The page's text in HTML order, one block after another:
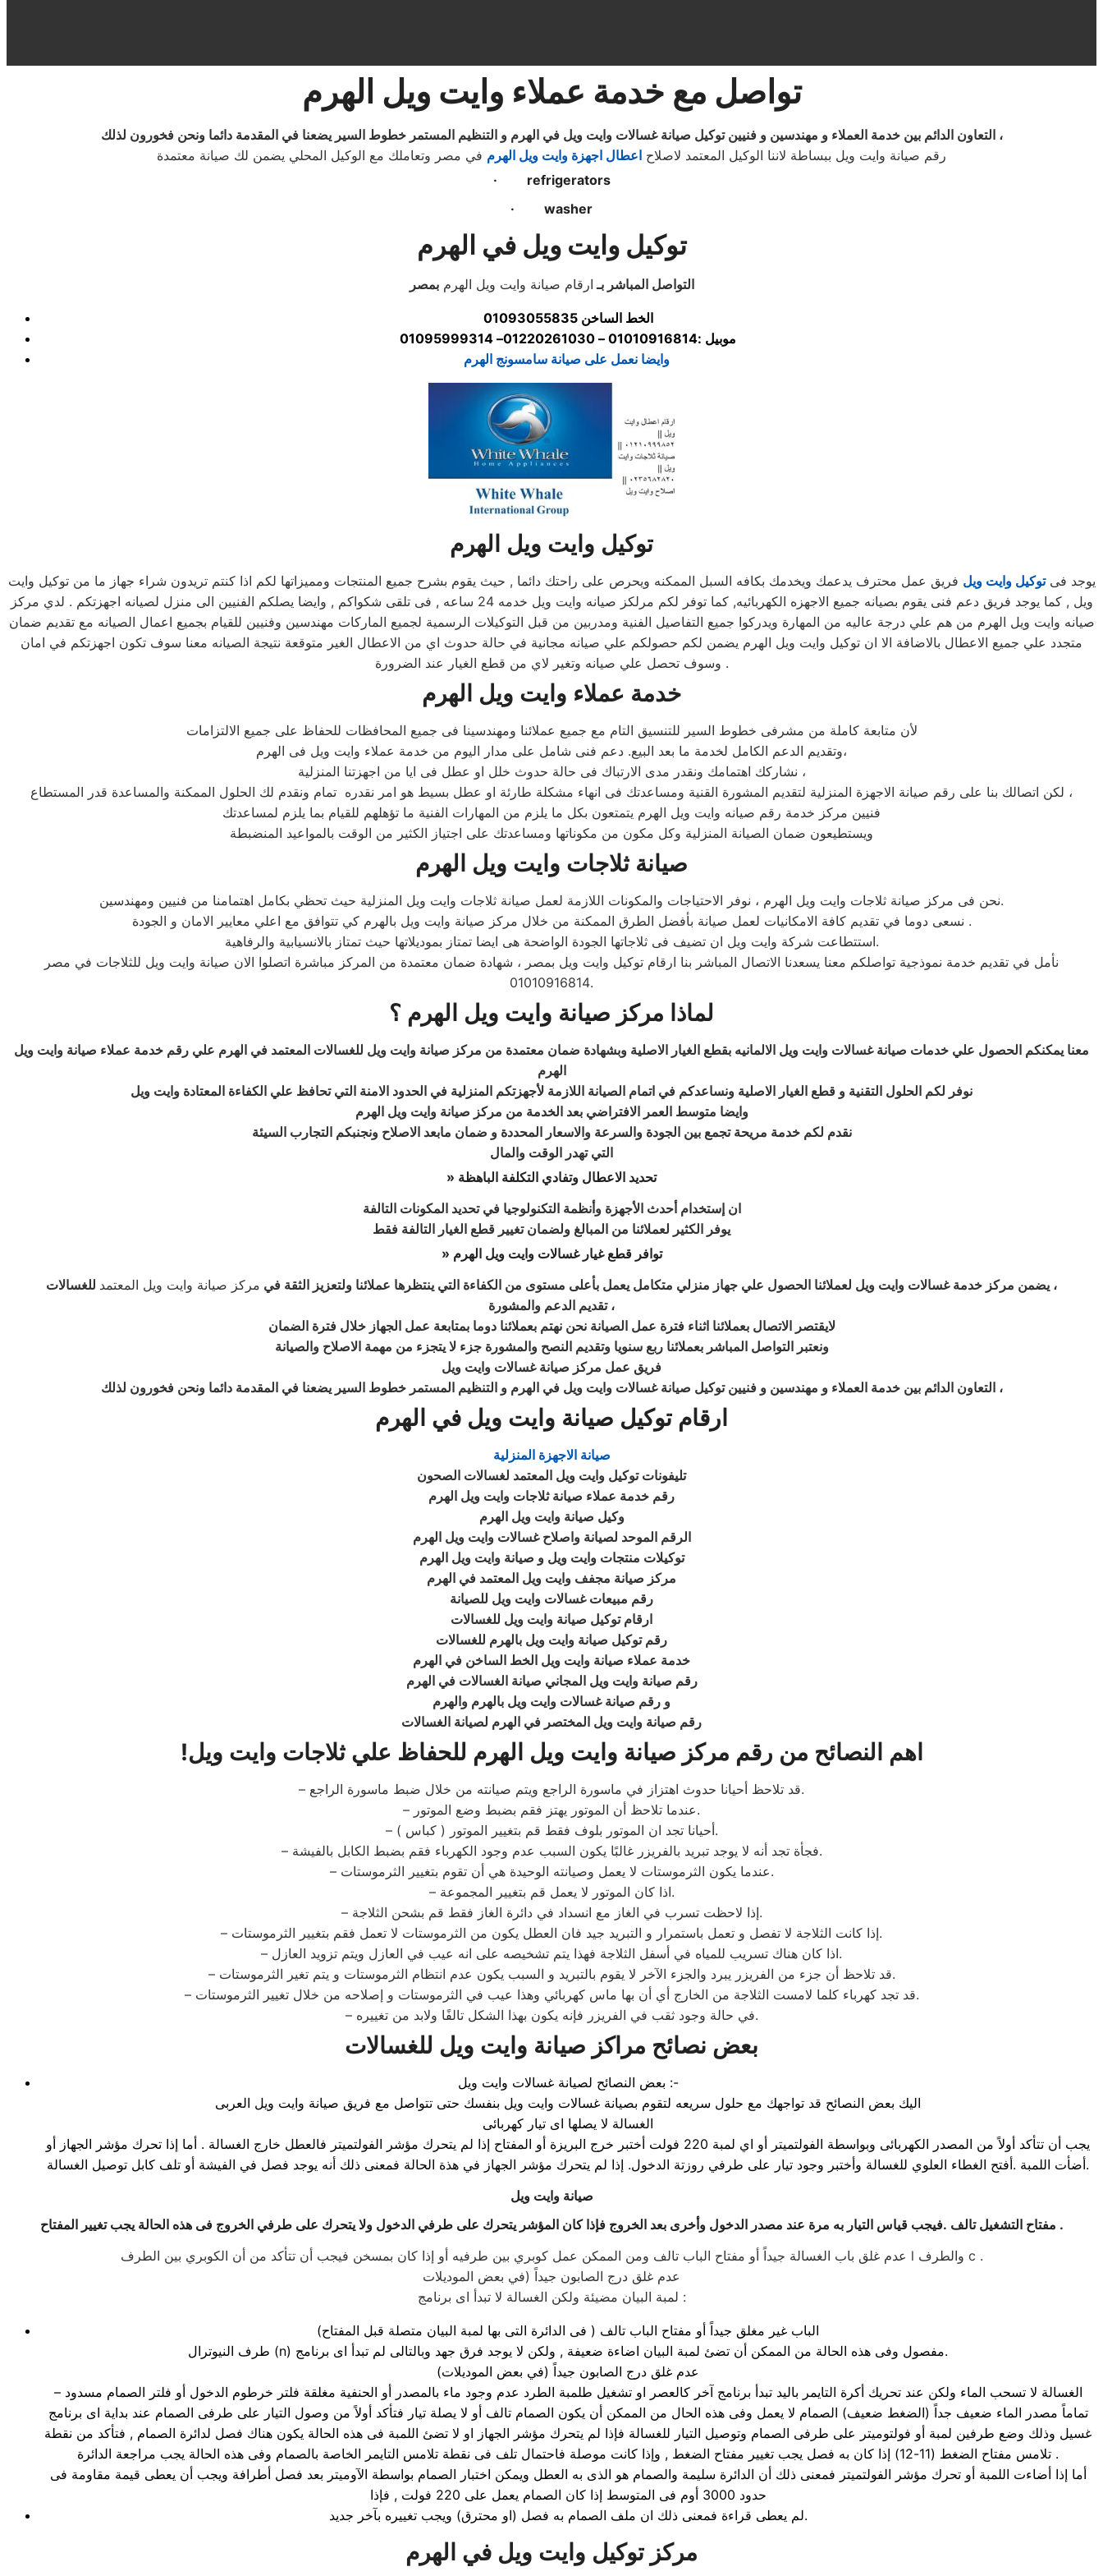
تواصل مع خدمة عملاء وايت ويل الهرم
التعاون الدائم بين خدمة العملاء و مهندسين و فنيين توكيل صيانة غسالات وايت ويل في الهرم و التنظيم المستمر خطوط السير يضعنا في المقدمة دائما ونحن فخورون لذلك ،
رقم صيانة وايت ويل ببساطة لاننا الوكيل المعتمد لاصلاح اعطال اجهزة وايت ويل الهرم في مصر وتعاملك مع الوكيل المحلي يضمن لك صيانة معتمدة
· refrigerators
· washer
توكيل وايت ويل في الهرم
التواصل المباشر بـ ارقام صيانة وايت ويل الهرمبمصر
الخط الساخن 01093055835
موبيل :01010916814 – 01220261030– 01095999314
وايضا نعمل على صيانة سامسونج الهرم
توكيل وايت ويل الهرم
يوجد فىتوكيل وايت ويل فريق عمل محترف يدعمك ويخدمك بكافه السبل الممكنه ويحرص على راحتك دائما , حيث يقوم بشرح جميع المنتجات ومميزاتها لكم اذا كنتم تريدون شراء جهاز ما من توكيل وايت
ويل , كما يوجد فريق دعم فنى يقوم بصيانه جميع الاجهزه الكهربائيه, كما توفر لكم مرلكز صيانه وايت ويل خدمه 24 ساعه , فى تلقى شكواكم , وايضا يصلكم الفنيين الى منزل لصيانه اجهزتكم . لدي مركز
صيانه وايت ويل الهرم من هم علي درجة عاليه من المهارة ويدركوا جميع التفاصيل الفنية ومدربين من قبل التوكيلات الرسمية لجميع الماركات مهندسين وفنيين للقيام بجميع اعمال الصيانه مع تقديم ضمان
متجدد علي جميع الاعطال بالاضافة الا ان توكيل وايت ويل الهرم يضمن لكم حصولكم علي صيانه مجانية في حالة حدوث اي من الاعطال الغير متوقعة نتيجة الصيانه معنا سوف تكون اجهزتكم في امان
وسوف تحصل علي صيانه وتغير لاي من قطع الغيار عند الضرورة .
خدمة عملاء وايت ويل الهرم
لأن متابعة كاملة من مشرفى خطوط السير للتنسيق التام مع جميع عملائنا ومهندسينا فى جميع المحافظات للحفاظ على جميع الالتزامات
وتقديم الدعم الكامل لخدمة ما بعد البيع. دعم فنى شامل على مدار اليوم من خدمة عملاء وايت ويل فى الهرم،
نشاركك اهتمامك ونقدر مدى الارتباك فى حالة حدوث خلل او عطل فى ايا من اجهزتنا المنزلية ،
لكن اتصالك بنا على رقم صيانة الاجهزة المنزلية لتقديم المشورة القنية ومساعدتك فى انهاء مشكلة طارئة او عطل بسيط هو امر نقدره تمام ونقدم لك الحلول الممكنة والمساعدة قدر المستطاع ،
فنيين مركز خدمة رقم صيانه وايت ويل الهرم يتمتعون بكل ما يلزم من المهارات الفنية ما تؤهلهم للقيام بما يلزم لمساعدتك
ويستطيعون ضمان الصيانة المنزلية وكل مكون من مكوناتها ومساعدتك على اجتياز الكثير من الوقت بالمواعيد المنضبطة
صيانة ثلاجات وايت ويل الهرم
نحن فى مركز صيانة ثلاجات وايت ويل الهرم ، نوفر الاحتياجات والمكونات اللازمة لعمل صيانة ثلاجات وايت ويل المنزلية حيث تحظي بكامل اهتمامنا من فنيين ومهندسين.
نسعى دوما في تقديم كافة الامكانيات لعمل صيانة بأفضل الطرق الممكنة من خلال مركز صيانة وايت ويل بالهرم كي تتوافق مع اعلي معايير الامان و الجودة .
استتطاعت شركة وايت ويل ان تضيف فى ثلاجاتها الجودة الواضحة هى ايضا تمتاز بموديلاتها حيث تمتاز بالانسيابية والرفاهية.
نأمل في تقديم خدمة نموذجية تواصلكم معنا يسعدنا الاتصال المباشر بنا ارقام توكيل وايت ويل بمصر ، شهادة ضمان معتمدة من المركز مباشرة اتصلوا الان صيانة وايت ويل للثلاجات في مصر
01010916814.
لماذا مركز صيانة وايت ويل الهرم ؟
معنا يمكنكم الحصول علي خدمات صيانة غسالات وايت ويل الالمانيه بقطع الغيار الاصلية وبشهادة ضمان معتمدة من مركز صيانة وايت ويل للغسالات المعتمد في الهرم علي رقم خدمة عملاء صيانة وايت ويل
الهرم
نوفر لكم الحلول التقنية و قطع الغيار الاصلية ونساعدكم في اتمام الصيانة اللازمة لأجهزتكم المنزلية في الحدود الامنة التي تحافظ علي الكفاءة المعتادة وايت ويل
وايضا متوسط العمر الافتراضي بعد الخدمة من مركز صيانة وايت ويل الهرم
نقدم لكم خدمة مريحة تجمع بين الجودة والسرعة والاسعار المحددة و ضمان مابعد الاصلاح ونجنبكم التجارب السيئة
التي تهدر الوقت والمال
» تحديد الاعطال وتفادي التكلفة الباهظة
ان إستخدام أحدث الأجهزة وأنظمة التكنولوجيا في تحديد المكونات التالفة
يوفر الكثير لعملائنا من المبالغ ولضمان تغيير قطع الغيار التالفة فقط
»
توافر قطع غيار غسالات وايت ويل الهرم
يضمن مركز خدمة غسالات وايت ويل لعملائنا الحصول علي جهاز منزلي متكامل يعمل بأعلى مستوى من الكفاءة التي ينتظرها عملائنا ولتعزيز الثقة في مركز صيانة وايت ويل المعتمد
للغسالات ،
تقديم الدعم والمشورة ،
لايقتصر الاتصال بعملائنا اثناء فترة عمل الصيانة نحن نهتم بعملائنا دوما بمتابعة عمل الجهاز خلال فترة الضمان
ونعتبر التواصل المباشر بعملائنا ربع سنويا وتقديم النصح والمشورة جزء لا يتجزء من مهمة الاصلاح والصيانة
فريق عمل مركز صيانة غسالات وايت ويل
التعاون الدائم بين خدمة العملاء و مهندسين و فنيين توكيل صيانة غسالات وايت ويل في الهرم و التنظيم المستمر خطوط السير يضعنا في المقدمة دائما ونحن فخورون لذلك ،
ارقام توكيل صيانة وايت ويل في الهرم
صيانة الاجهزة المنزلية
تليفونات توكيل وايت ويل المعتمد لغسالات الصحون
رقم خدمة عملاء صيانة ثلاجات وايت ويل الهرم
وكيل صيانة وايت ويل الهرم
الرقم الموحد لصيانة واصلاح غسالات وايت ويل الهرم
توكيلات منتجات وايت ويل و صيانة وايت ويل الهرم
مركز صيانة مجفف وايت ويل المعتمد في الهرم
رقم مبيعات غسالات وايت ويل للصيانة
ارقام توكيل صيانة وايت ويل للغسالات
رقم توكيل صيانة وايت ويل بالهرم للغسالات
خدمة عملاء صيانة وايت ويل الخط الساخن في الهرم
رقم صيانة وايت ويل المجاني صيانة الغسالات في الهرم
و رقم صيانة غسالات وايت ويل بالهرم والهرم
رقم صيانة وايت ويل المختصر في الهرم لصيانة الغسالات
! اهم النصائح من رقم مركز صيانة وايت ويل الهرم للحفاظ علي ثلاجات وايت ويل
– قد تلاحظ أحيانا حدوث اهتزاز في ماسورة الراجع ويتم صيانته من خلال ضبط ماسورة الراجع.
– عندما تلاحظ أن الموتور يهتز فقم بضبط وضع الموتور.
– أحيانا تجد ان الموتور بلوف فقط قم بتغيير الموتور ( كباس ).
– فجأة تجد أنه لا يوجد تبريد بالفريزر غالبًا يكون السبب عدم وجود الكهرباء فقم بضبط الكابل بالفيشة.
– عندما يكون الثرموستات لا يعمل وصيانته الوحيدة هي أن تقوم بتغيير الثرموستات.
– اذا كان الموتور لا يعمل قم بتغيير المجموعة.
– إذا لاحظت تسرب في الغاز مع انسداد في دائرة الغاز فقط قم بشحن الثلاجة.
– إذا كانت الثلاجة لا تفصل و تعمل باستمرار و التبريد جيد فان العطل يكون من الثرموستات لا تعمل فقم بتغيير الثرموستات.
– اذا كان هناك تسريب للمياه في أسفل الثلاجة فهذا يتم تشخيصه على انه عيب في العازل ويتم تزويد العازل.
– قد تلاحظ أن جزء من الفريزر يبرد والجزء الآخر لا يقوم بالتبريد و السبب يكون عدم انتظام الثرموستات و يتم تغير الثرموستات.
– قد تجد كهرباء كلما لامست الثلاجة من الخارج أي أن بها ماس كهربائي وهذا عيب في الثرموستات و إصلاحه من خلال تغيير الثرموستات.
– في حالة وجود ثقب في الفريزر فإنه يكون بهذا الشكل تالفًا ولابد من تغييره.
بعض نصائح مراكز صيانة وايت ويل للغسالات
بعض النصائح لصيانة غسالات وايت ويل :-
اليك بعض النصائح قد تواجهك مع حلول سريعه لتقوم بصيانة غسالات وايت ويل بنفسك حتى تتواصل مع فريق صيانة وايت ويل العربى
الغسالة لا يصلها اى تيار كهربائى
يجب أن تتأكد أولاً من المصدر الكهربائى وبواسطة الفولتميتر أو اي لمبة 220 فولت أختبر خرج البريزة أو المفتاح إذا لم يتحرك مؤشر الفولتميتر فالعطل خارج الغسالة . أما إذا تحرك مؤشر الجهاز أو
أضأت اللمبة .أفتح الغطاء العلوي للغسالة وأختبر وجود تيار على طرفي روزتة الدخول. إذا لم يتحرك مؤشر الجهاز في هذة الحالة فمعنى ذلك أنه يوجد فصل في الفيشة أو تلف كابل توصيل الغسالة.
صيانة وايت ويل
.
عدم غلق باب الغسالة جيداً أو مفتاح الباب تالف ومن الممكن عمل كوبري بين طرفيه أو إذا كان بمسخن فيجب أن تتأكد من أن الكوبري بين الطرف l والطرف c .
عدم غلق درج الصابون جيداً (في بعض الموديلات
لمبة البيان مضيئة ولكن الغسالة لا تبدأ اى برنامج :
الباب غير مغلق جيداً أو مفتاح الباب تالف ( فى الدائرة التى بها لمبة البيان متصلة قبل المفتاح)
طرف النيوترال (n) مفصول وفى هذه الحالة من الممكن أن تضئ لمبة البيان اضاءة ضعيفة , ولكن لا يوجد فرق جهد وبالتالى لم تبدأ اى برنامج.
عدم غلق درج الصابون جيداً (في بعض الموديلات)
– الغسالة لا تسحب الماء ولكن عند تحريك أكرة التايمر باليد تبدأ برنامج آخر كالعصر او تشغيل طلمبة الطرد عدم وجود ماء بالمصدر أو الحنفية مغلقة فلتر خرطوم الدخول أو فلتر الصمام مسدود
تماماً مصدر الماء ضعيف جداً (الضغط ضعيف) الصمام لا يعمل وفى هذه الحال من الممكن أن يكون الصمام تالف أو لا يصلة تيار فتأكد أولاً من وصول التيار على طرفى الصمام عند بداية اى برنامج
غسيل وذلك وضع طرفين لمبة أو فولتوميتر على طرفى الصمام وتوصيل التيار للغسالة فإذا لم يتحرك مؤشر الجهاز او لا تضئ اللمبة فى هذه الحالة يكون هناك فصل لدائرة الصمام , فتأكد من نقطة
تلامس مفتاح الضغط (11-12) إذا كان به فصل يجب تغيير مفتاح الضغط , وإذا كانت موصلة فاحتمال تلف فى نقطة تلامس التايمر الخاصة بالصمام وفى هذه الحالة يجب مراجعة الدائرة .
أما إذا أضاءت اللمبة أو تحرك مؤشر الفولتميتر فمعنى ذلك أن الدائرة سليمة والصمام هو الذى به العطل ويمكن اختبار الصمام بواسطة الآوميتر بعد فصل أطرافة ويجب أن يعطى قيمة مقاومة فى
حدود 3000 أوم فى المتوسط إذا كان الصمام يعمل على 220 فولت , فإذا
لم يعطى قراءة فمعنى ذلك ان ملف الصمام به فصل (او محترق) ويجب تغييره بآخر جديد.
مركز توكيل وايت ويل في الهرم